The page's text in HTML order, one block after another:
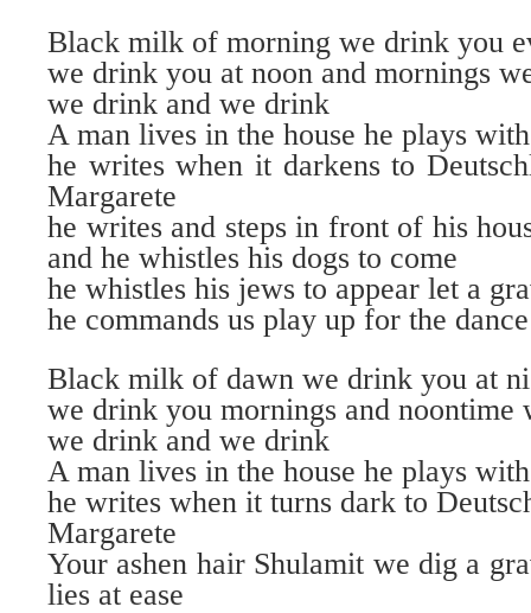
Black milk of morning we drink you
we drink you at noon and mornings
we drink and we drink
A man lives in the house he plays
he writes when it darkens to
Margarete
he writes and steps in front of his
and he whistles his dogs to come
he whistles his jews to appear let a
he commands us play up for the dance
Black milk of dawn we drink you at
we drink you mornings and noontime
we drink and we drink
A man lives in the house he plays
he writes when it turns dark to
Margarete
Your ashen hair Shulamit we dig a
lies at ease